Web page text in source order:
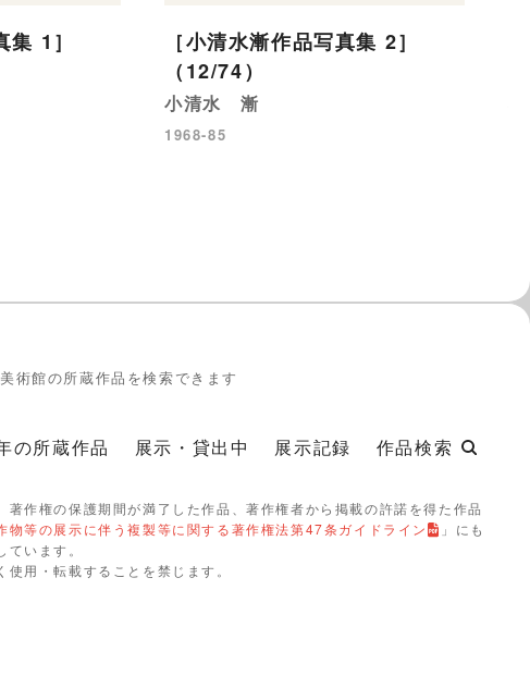
集 1］
［小清水漸作品写真集 2］
（12/74）
小清水 漸
1968-85
術館の所蔵作品を検索できます
の所蔵作品 展示・貸出中 展示記録 作品検索
作権の保護期間が満了した作品、著作権者から掲載の許諾を得た作品
物等の展示に伴う複製等に関する著作権法第47条ガイドライン
」にも
います。
用・転載することを禁じます。